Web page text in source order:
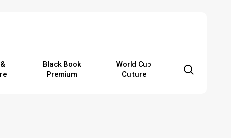
Black Book
Premium
World Cup
Culture